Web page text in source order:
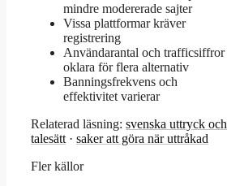
mindre modererade sajter
Vissa plattformar kräver
registrering
Användarantal och trafficsiffror
oklara för flera alternativ
Banningsfrekvens och
effektivitet varierar
Relaterad läsning: svenska uttryck och
talesätt · saker att göra när uttråkad
Fler källor